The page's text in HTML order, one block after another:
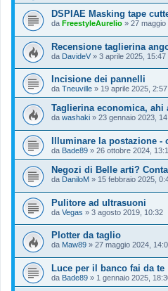
DSPIAE Masking tape
da FreestyleAurelio » 27 maggio
Recensione taglierina
da DavideV » 3 aprile 2025, 15:47
Incisione dei pannelli
da Tneuville » 19 aprile 2025, 2:57
Taglierina economica, ahi
da washaki » 23 gennaio 2023,
Illuminare la postazione -
da Bade89 » 26 ottobre 2024,
Negozi di Belle arti?
da DaniloM » 15 febbraio 2025,
Pulitore ad ultrasuoni
da Vegas » 3 agosto 2019, 10:32
Plotter da taglio
da Maw89 » 27 maggio 2024,
Luce per il banco fai da te
da Bade89 » 1 gennaio 2025,